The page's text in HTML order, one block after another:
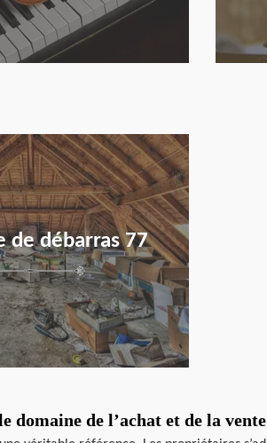
de débarras 77
savoir plus
de l’achat et de la